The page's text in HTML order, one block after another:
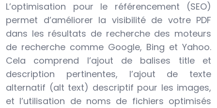
L’optimisation pour le référencement (SEO)
permet d’améliorer la visibilité de votre PDF
dans les résultats de recherche des moteurs
de recherche comme Google, Bing et Yahoo.
Cela comprend l’ajout de balises title et
description pertinentes, l’ajout de texte
alternatif (alt text) descriptif pour les images,
et l’utilisation de noms de fichiers optimisés